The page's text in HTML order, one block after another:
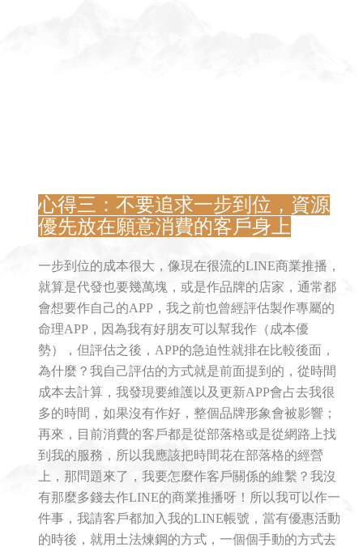
心得三：不要追求一步到位，資源
優先放在願意消費的客戶身上
一步到位的成本很大，像現在很流的LINE商業推播，
就算是代發也要幾萬塊，或是作品牌的店家，通常都
會想要作自己的APP，我之前也曾經評估製作專屬的
命理APP，因為我有好朋友可以幫我作（成本優
勢），但評估之後，APP的急迫性就排在比較後面，
為什麼？我自己評估的方式就是前面提到的，從時間
成本去計算，我發現要維護以及更新APP會占去我很
多的時間，如果沒有作好，整個品牌形象會被影響；
再來，目前消費的客戶都是從部落格或是從網路上找
到我的服務，所以我應該把時間花在部落格的經營
上，那問題來了，我要怎麼作客戶關係的維繫？我沒
有那麼多錢去作LINE的商業推播呀！所以我可以作一
件事，我請客戶都加入我的LINE帳號，當有優惠活動
的時後，就用土法煉鋼的方式，一個個手動的方式去